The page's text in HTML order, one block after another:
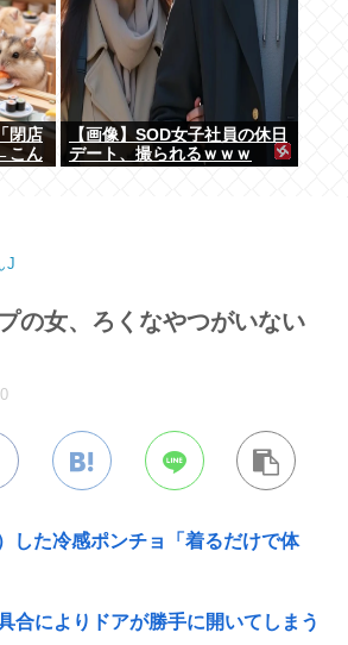
閉店
こん
【画像】SOD女子社員の休日
デート、撮られるｗｗｗ
J
の女、ろくなやつがいない
した冷感ポンチョ「着るだけで体
合によりドアが勝手に開いてしまう